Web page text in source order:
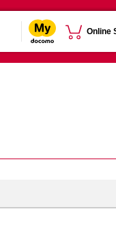
Online